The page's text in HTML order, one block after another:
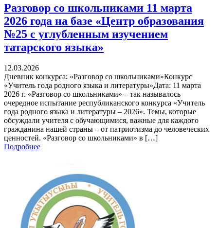
Разговор со школьниками 11 марта
2026 года на базе «Центр образования
№25 с углубленным изучением
татарского языка»
12.03.2026
Дневник конкурса: «Разговор со школьниками»Конкурс
«Учитель года родного языка и литературы»Дата: 11 марта
2026 г. «Разговор со школьниками» – так называлось
очередное испытание республиканского конкурса «Учитель
года родного языка и литературы – 2026». Темы, которые
обсуждали учителя с обучающимися, важные для каждого
гражданина нашей страны – от патриотизма до человеческих
ценностей. «Разговор со школьниками» в […]
Подробнее